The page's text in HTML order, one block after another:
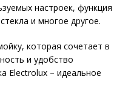
настроек, функция
и многое другое.
которая сочетает в
и удобство
Electrolux – идеальное